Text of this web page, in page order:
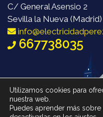
C/ General Asensio 2
Sevilla la Nueva
667738035
Utilizamos cookies para
nuestra web.
Puedes aprender más